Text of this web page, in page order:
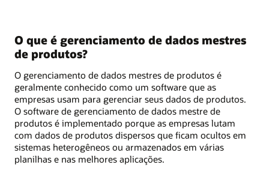
O que é gerenciamento de dados mestres
de produtos?
O gerenciamento de dados mestres de produtos é
geralmente conhecido como um software que as
empresas usam para gerenciar seus dados de produtos.
O software de gerenciamento de dados mestre de
produtos é implementado porque as empresas lutam
com dados de produtos dispersos que ficam ocultos em
sistemas heterogêneos ou armazenados em várias
planilhas e nas melhores aplicações.